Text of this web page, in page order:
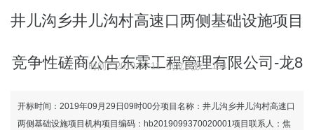
井儿沟乡井儿沟村高速口两侧基础设施项目
竞争性磋商公告东霖工程管理有限公司-龙8
国际官网
时间：2019-09-11 浏览次数：154
开标时间：2019年09月29日09时00分项目名称：井儿沟乡井儿沟村高速口
两侧基础设施项目机构项目编码：hb2019099370020001项目联系人：焦